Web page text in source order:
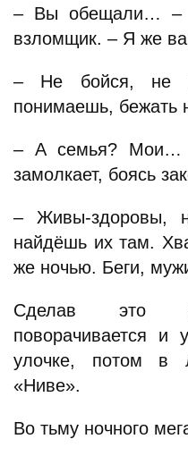
– Вы обещали… –
взломщик. – Я же
– Не бойся, не
понимаешь, бежать
– А семья? Мои…
замолкает, боясь
– Живы-здоровы,
найдёшь их там.
же ночью. Беги,
Сделав это
поворачивается и
улочке, потом в
«Ниве».
Во тьму ночного